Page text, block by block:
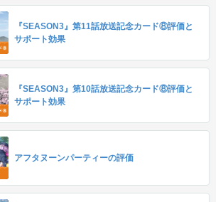
『SEASON3』第11話放送記念カード⑧評価と
サポート効果
『SEASON3』第10話放送記念カード⑧評価と
サポート効果
アフタヌーンパーティーの評価